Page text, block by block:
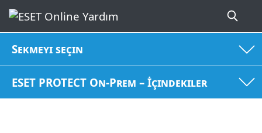
Sekmeyi seçin
ESET PROTECT On-Prem – İçindekiler